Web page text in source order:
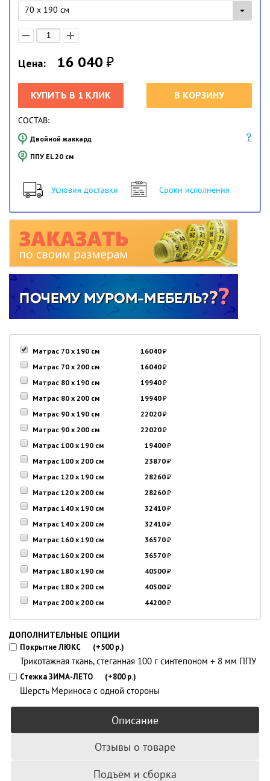
70 x 190 см
Цена: 16 040₽
КУПИТЬ В 1 КЛИК В КОРЗИНУ
СОСТАВ:
Двойной жаккард
ППУ EL20 см
Условия доставки Сроки исполнения
Матрас 70 x 190 см 16040₽
Матрас 70 x 200 см
16040₽
Матрас 80 x 190 см
19940₽
Матрас 80 x 200 см
19940₽
Матрас 90 x 190 см
22020₽
Матрас 90 x 200 см
22020₽
Матрас 100 x 190 см
19400₽
Матрас 100 x 200 см
23870₽
Матрас 120 x 190 см
28260₽
Матрас 120 x 200 см
28260₽
Матрас 140 x 190 см
32410₽
Матрас 140 x 200 см
32410₽
Матрас 160 x 190 см
36570₽
Матрас 160 x 200 см
36570₽
Матрас 180 x 190 см
40500₽
Матрас 180 x 200 см
40500₽
Матрас 200 x 200 см
44200₽
ДОПОЛНИТЕЛЬНЫЕ ОПЦИИ
Покрытие ЛЮКС (+500 р.)
Трикотажная ткань, стеганная 100 г синтепоном + 8 мм ППУ
Стежка ЗИМА-ЛЕТО (+800 р.)
Шерсть Мериноса с одной стороны
Описание
Отзывы о товаре
Подъём и сборка